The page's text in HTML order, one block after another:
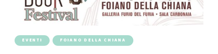
EVENTI FOIANO DELLA CHIANA